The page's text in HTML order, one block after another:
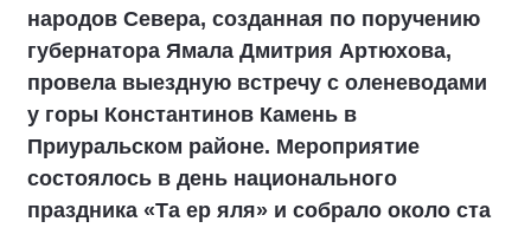
народов Севера, созданная по поручению
губернатора Ямала Дмитрия Артюхова,
провела выездную встречу с оленеводами
у горы Константинов Камень в
Приуральском районе. Мероприятие
состоялось в день национального
праздника «Та ер яля» и собрало около ста